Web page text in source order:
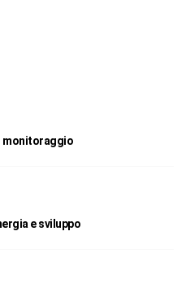
monitoraggio
e sviluppo